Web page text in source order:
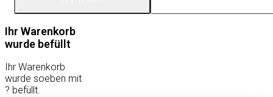
Ihr Warenkorb
wurde befüllt
Ihr Warenkorb
wurde soeben mit
? befüllt.